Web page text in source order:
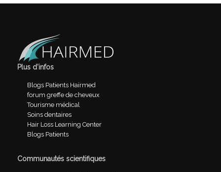
Plus d’infos
Blogs Patients Hairmed
forum greffe de cheveux
Tourisme médical
Soins dentaires
Hair Loss Learning Center
Blogs Patients
Communautés scientifiques